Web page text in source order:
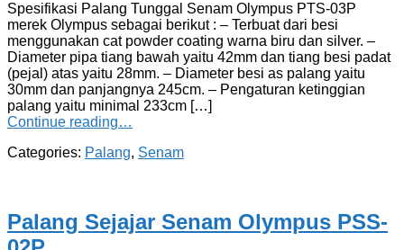
Spesifikasi Palang Tunggal Senam Olympus PTS-03P
merek Olympus sebagai berikut : – Terbuat dari besi
menggunakan cat powder coating warna biru dan silver. –
Diameter pipa tiang bawah yaitu 42mm dan tiang besi padat
(pejal) atas yaitu 28mm. – Diameter besi as palang yaitu
30mm dan panjangnya 245cm. – Pengaturan ketinggian
palang yaitu minimal 233cm […]
Continue reading…
Categories: Palang, Senam
Palang Sejajar Senam Olympus PSS-